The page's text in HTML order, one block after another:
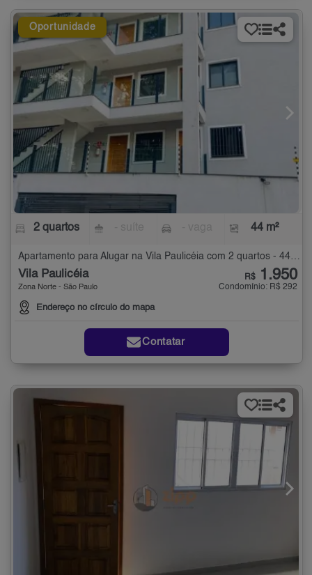
Oportunidade
2 quartos 44 m²
Vila Paulicéia
Zona Norte - São Paulo
Endereço no círculo do mapa
R$ 1.950
Condomínio: R$ 292
Contatar